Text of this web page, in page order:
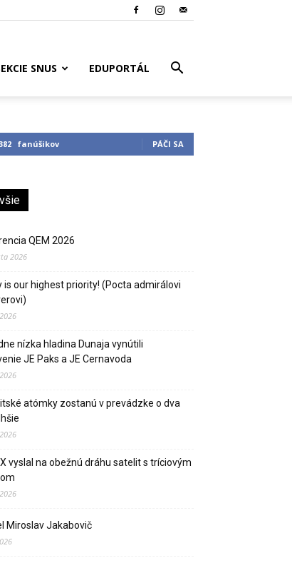
SNUS EDUPORTÁL
fanúšikov PÁČI SA
QEM 2026
2026
is our highest priority! (Pocta admirálovi
nízka hladina Dunaja vynútili
JE Paks a JE Cernavoda
atómky zostanú v prevádzke o dva
vyslal na obežnú dráhu satelit s tríciovým
Miroslav Jakabovič